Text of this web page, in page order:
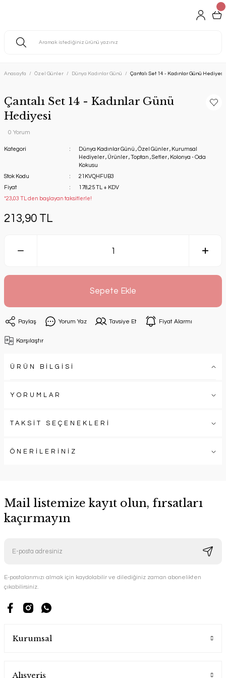
Anasayfa Özel Günler Dünya Kadınlar Günü Çantalı Set 14 - Kadınlar Günü Hediyesi
Çantalı Set 14 - Kadınlar Günü
Hediyesi
0 Yorum
Kategori Dünya Kadınlar Günü ,Özel Günler , Kurumsal
Hediyeler , Ürünler ,Toptan ,Setler , Kolonya - Oda
Kokusu
Stok Kodu
21KVQHFUB3
Fiyat
178,25 TL + KDV
*23,03 TL den başlayan taksitlerle!
213,90 TL
Sepete Ekle
Paylaş Yorum Yaz Tavsiye Et Fiyat Alarmı
Karşılaştır
ÜRÜN BİLGİSİ
YORUMLAR
TAKSİT SEÇENEKLERİ
ÖNERİLERİNİZ
Mail listemize kayıt olun, fırsatları
kaçırmayın
E-postalarımızı almak için kaydolabilir ve dilediğiniz zaman abonelikten
çıkabilirsiniz.
Kurumsal
Alışveriş